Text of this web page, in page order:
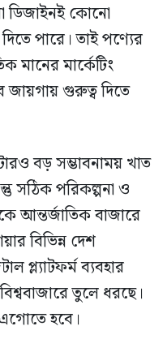
ডিজাইনই কোনো
পারে। তাই পণ্যের
মানের মার্কেটিং
গুরুত্ব দিতে
বড় সম্ভাবনাময় খাত
সঠিক পরিকল্পনা ও
আন্তর্জাতিক বাজারে
বিভিন্ন দেশ
প্ল্যাটফর্ম ব্যবহার
তুলে ধরছে।
হবে।